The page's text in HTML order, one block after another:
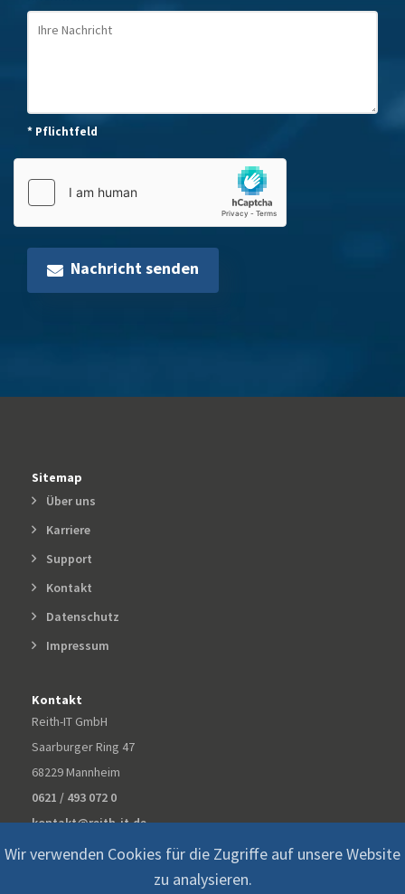
* Pflichtfeld
Nachricht senden
Sitemap
Über uns
Karriere
Support
Kontakt
Datenschutz
Impressum
Kontakt
Reith-IT GmbH
Saarburger Ring 47
68229 Mannheim
0621 / 493 072 0
kontakt@reith-it.de
Wir verwenden Cookies für die Zugriffe auf unsere Website
zu analysieren.